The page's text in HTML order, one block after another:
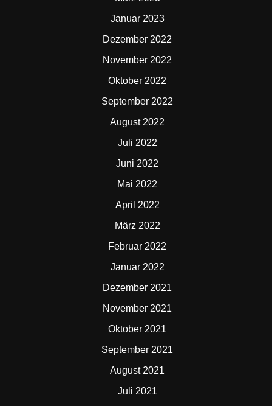
Januar 2023
Dezember 2022
November 2022
Oktober 2022
September 2022
August 2022
Juli 2022
Juni 2022
Mai 2022
April 2022
März 2022
Februar 2022
Januar 2022
Dezember 2021
November 2021
Oktober 2021
September 2021
August 2021
Juli 2021